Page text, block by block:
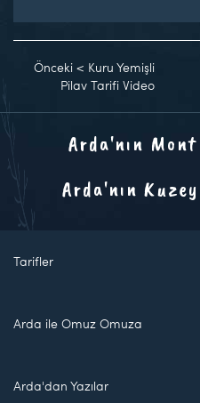
Önceki < Kuru Yemişli
Pilav Tarifi Video
Arda'nın
Arda'nın
Tarifler
Arda ile Omuz Omuza
Arda'dan Yazılar